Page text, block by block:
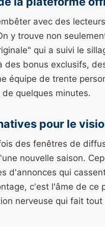
avec des
y trouve non
qui a suivi le
des bonus exclusifs,
équipe de trente
de quelques minutes.
pour le
des fenêtres de
nouvelle saison.
d'annonces qui
c'est l'âme de ce
nerveuse qui fait